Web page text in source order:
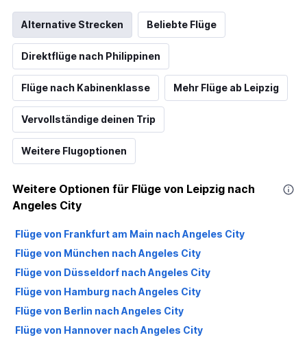
Alternative Strecken Beliebte Flüge
Direktflüge nach Philippinen
Flüge nach Kabinenklasse Mehr Flüge ab Leipzig
Vervollständige deinen Trip
Weitere Flugoptionen
Weitere Optionen für Flüge von Leipzig nach
Angeles City
Flüge von Frankfurt am Main nach Angeles City
Flüge von München nach Angeles City
Flüge von Düsseldorf nach Angeles City
Flüge von Hamburg nach Angeles City
Flüge von Berlin nach Angeles City
Flüge von Hannover nach Angeles City